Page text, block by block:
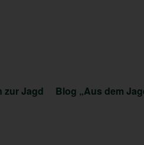
zur Jagd Blog „Aus dem